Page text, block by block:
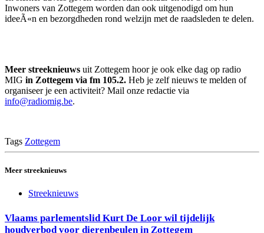
Inwoners van Zottegem worden dan ook uitgenodigd om hun
ideeÃ«n en bezorgdheden rond welzijn met de raadsleden te delen.
Meer streeknieuws uit Zottegem hoor je ook elke dag op radio
MIG in Zottegem via fm 105.2. Heb je zelf nieuws te melden of
organiseer je een activiteit? Mail onze redactie via
info@radiomig.be.
Tags Zottegem
Meer streeknieuws
Streeknieuws
Vlaams parlementslid Kurt De Loor wil tijdelijk
houdverbod voor dierenbeulen in Zottegem